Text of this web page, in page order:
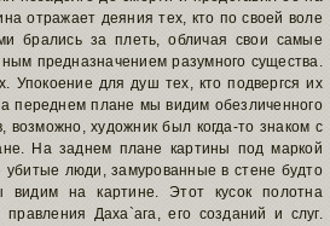
отражает деяния тех, кто по своей воле
брались за плеть, обличая свои самые
предназначением разумного существа.
Упокоение для душ тех, кто подвергся их
переднем плане мы видим обезличенного
возможно, художник был когда-то знаком с
На заднем плане картины под маркой
люди, замурованные в стене будто
на картине. Этот кусок полотна
Даха`ага, его созданий и слуг.